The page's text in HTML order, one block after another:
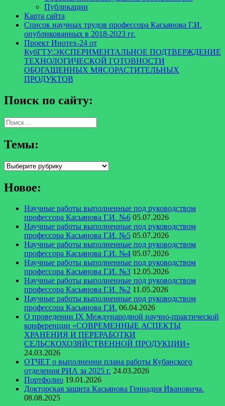
Публикации
Карта сайта
Список научных трудов профессора Касьянова Г.И.
опубликованных в 2018-2023 гг.
Проект Инотех-24 от
КубГТУ:ЭКСПЕРИМЕНТАЛЬНОЕ ПОДТВЕРЖДЕНИЕ
ТЕХНОЛОГИЧЕСКОЙ ГОТОВНОСТИ
ОБОГАЩЕННЫХ МЯСОРАСТИТЕЛЬНЫХ
ПРОДУКТОВ
Поиск по сайту:
Найти:
Темы:
Темы:
Новое:
Научные работы выполненные под руководством
профессора Касьянова Г.И. №6 05.07.2026
Научные работы выполненные под руководством
профессора Касьянова Г.И. №5 05.07.2026
Научные работы выполненные под руководством
профессора Касьянова Г.И. №4 05.07.2026
Научные работы выполненные под руководством
профессора Касьянова Г.И. №3 12.05.2026
Научные работы выполненные под руководством
профессора Касьянова Г.И. №2 11.05.2026
Научные работы выполненные под руководством
профессора Касьянова Г.И. 06.04.2026
О проведении IX Международной научно-практической
конференции «СОВРЕМЕННЫЕ АСПЕКТЫ
ХРАНЕНИЯ И ПЕРЕРАБОТКИ
СЕЛЬСКОХОЗЯЙСТВЕННОЙ ПРОДУКЦИИ»
24.03.2026
ОТЧЕТ о выполнении плана работы Кубанского
отделения РИА за 2025 г. 24.03.2026
Портфолио 19.01.2026
Докторская защита Касьянова Геннадия Ивановича.
08.08.2025